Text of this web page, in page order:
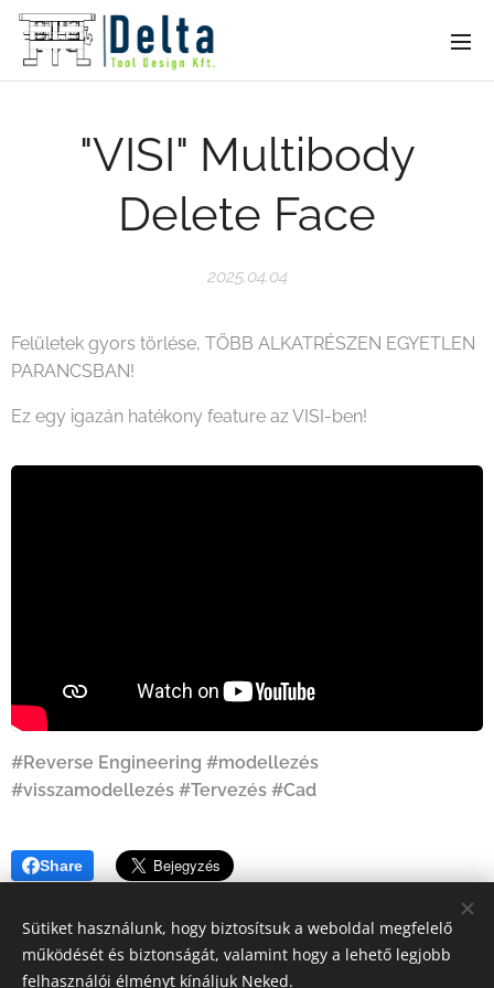
"VISI" Multibody
Delete Face
2025.04.04
Felületek gyors törlése, TÖBB ALKATRÉSZEN EGYETLEN
PARANCSBAN!
Ez egy igazán hatékony feature az VISI-ben!
#Reverse Engineering #modellezés
#visszamodellezés #Tervezés #Cad
Share
Sütiket használunk, hogy biztosítsuk a weboldal megfelelő
működését és biztonságát, valamint hogy a lehető legjobb
felhasználói élményt kínáljuk Neked.